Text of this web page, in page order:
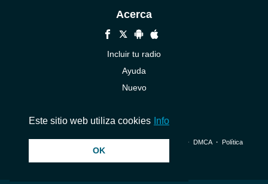
Acerca
Incluir tu radio
Ayuda
Nuevo
© 2026 InstantAudio. Reservados todos los derechos. ・ DMCA・ Política
Este sitio web utiliza cookies Info
OK